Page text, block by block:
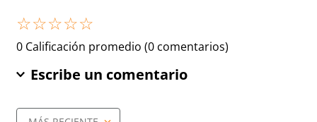
☆☆☆☆☆
0 Calificación promedio (0 comentarios)
Escribe un comentario